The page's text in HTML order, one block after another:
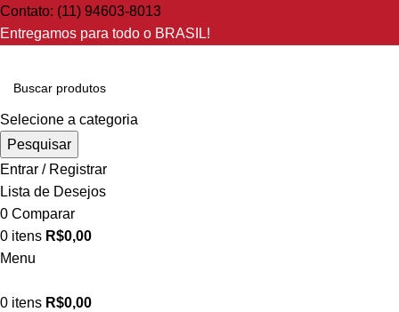
Contato: (11) 94603-8013
Entregamos para todo o BRASIL!
Selecione a categoria
Pesquisar
Entrar / Registrar
Lista de Desejos
0 Comparar
0 itens R$0,00
Menu
0 itens R$0,00